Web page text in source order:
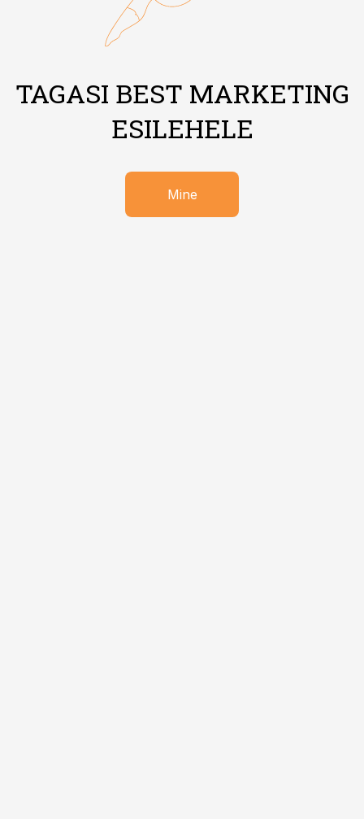
TAGASI BEST MARKETING
ESILEHELE
Mine